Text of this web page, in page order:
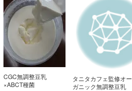
CGC無調整豆乳
×ABCT種菌
タニタカフェ監修オー
ガニック無調整豆乳